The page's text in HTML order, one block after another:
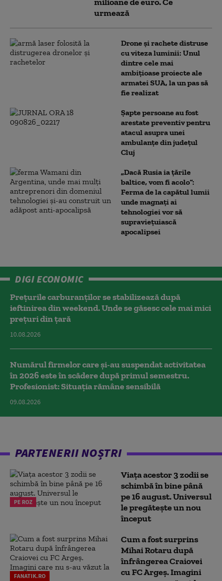
urmează
Drone și rachete distruse
cu viteza luminii: Unul
dintre cele mai
ambițioase proiecte ale
armatei SUA, la un pas să
fie realizat
Șapte persoane au fost
arestate preventiv pentru
atacul asupra unei
ambulanțe din județul
Cluj
„Dacă Rusia ia țările
baltice, vom fi acolo”:
Ferma de la capătul lumii
unde magnați ai
tehnologiei vor să
supraviețuiască
apocalipsei
DIGI ECONOMIC
Prețurile carburanților se stabilizează după
ieftinirea din weekend. Unde se găsesc cele mai mici
prețuri din țară
10.08.2026
Numărul firmelor care și-au suspendat activitatea
în 2026 este în scădere după primul semestru.
Profesionist: Situația rămâne sensibilă
09.08.2026
PARTENERII NOȘTRI
PE ROZ
Viața acestor 3 zodii se
schimbă în bine până
pe 16 august. Universul
le pregătește un nou
început
FANATIK.RO
Cum a fost surprins
Mihai Rotaru după
înfrângerea Craiovei
cu FC Argeș. Imagini